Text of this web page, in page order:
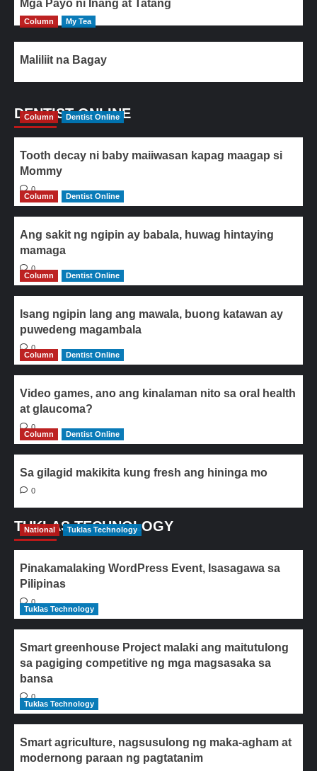
Mga Payo ni Inang at Tatang
Column My Tea
Maliliit na Bagay
DENTIST ONLINE
Column Dentist Online
Tooth decay ni baby maiiwasan kapag maagap si
Mommy
0
Column
Dentist Online
Ang sakit ng ngipin ay babala, huwag hintaying
mamaga
0
Column
Dentist Online
Isang ngipin lang ang mawala, buong katawan ay
puwedeng magambala
0
Column
Dentist Online
Video games, ano ang kinalaman nito sa oral health
at glaucoma?
0
Column
Dentist Online
Sa gilagid makikita kung fresh ang hininga mo
0
TUKLAS TECHNOLOGY
National Tuklas Technology
Pinakamalaking WordPress Event, Isasagawa sa
Pilipinas
0
Tuklas Technology
Smart greenhouse Project malaki ang maitutulong
sa pagiging competitive ng mga magsasaka sa
bansa
0
Tuklas Technology
Smart agriculture, nagsusulong ng maka-agham at
modernong paraan ng pagtatanim